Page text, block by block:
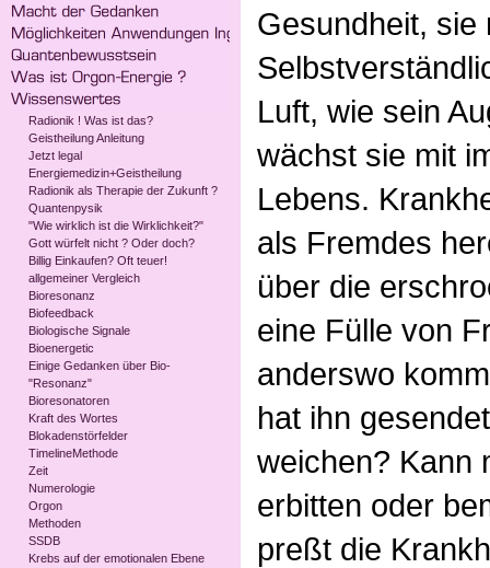
Radionik ! Was ist das?
Geistheilung Anleitung
Jetzt legal
Energiemedizin+Geistheilung
Radionik als Therapie der Zukunft ?
Quantenpysik
"Wie wirklich ist die Wirklichkeit?"
Gott würfelt nicht ? Oder doch?
Billig Einkaufen? Oft teuer!
allgemeiner Vergleich
Bioresonanz
Biofeedback
Biologische Signale
Bioenergetic
Einige Gedanken über Bio-
"Resonanz"
Bioresonatoren
Kraft des Wortes
Blokadenstörfelder
TimelineMethode
Zeit
Numerologie
Orgon
Methoden
SSDB
Krebs auf der emotionalen Ebene
Gesundheit, sie
Luft, wie sein
wächst sie mit
Lebens.
als Fremdes
über die
eine Fülle von
anderswo
hat ihn
weichen? Kann
erbitten oder
preßt die